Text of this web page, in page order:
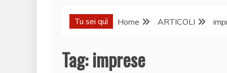
Tu sei quì Home ARTICOLI
Tag:imprese